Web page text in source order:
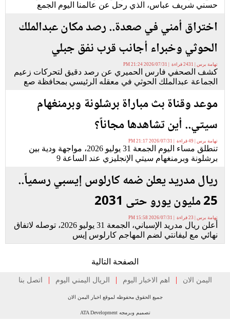
حسني شريف عباس، الذي رحل عن عالمنا اليوم الجمع
اختراق أمني في صعدة.. رصد مكان عبدالملك
الحوثي وخبراء أجانب قرب نفق جبلي
تهامة برس | 2431 قراءة | 2026/07/31 21:24 PM
كشف الصحفي فارس الحميري عن رصد دقيق لتحركات زعيم
الجماعة عبدالملك الحوثي في معقله الرئيسي بمحافظة صع
موعد وقناة بث مباراة برشلونة وبرمنغهام
سيتي.. أين تشاهدها مجاناً؟
تهامة برس | 49 قراءة | 2026/07/31 21:17 PM
تنطلق مساء اليوم الجمعة 31 يوليو 2026، مواجهة ودية بين
برشلونة وبرمنغهام سيتي الإنجليزي عند الساعة 9
ريال مدريد يعلن ضمه كارلوس إيسبي رسمياً..
25 مليون يورو حتى 2031
تهامة برس | 23 قراءة | 2026/07/31 15:58 PM
أعلن ريال مدريد الإسباني، الجمعة 31 يوليو 2026، توصله لاتفاق
نهائي مع ليفانتي لضم المهاجم كارلوس إيس
الصفحة التالية
اليمن الان | اهم الاخبار اليوم | الريال اليمني اليوم | اتصل بنا
جميع الحقوق محفوظه لموقع اخبار اليمن الان
تصميم وبرمجه ATA Development